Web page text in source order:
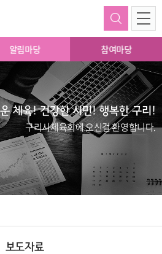
알림마당 참여마당
체육! 건강한 시민! 행복한 구리!
구리시체육회에 오신걸 환영합니다.
보도자료